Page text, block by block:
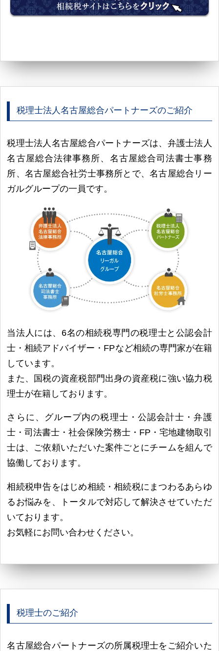
税理士法人名古屋総合パートナーズのご紹介
税理士法人名古屋総合パートナーズは、弁護士法人
名古屋総合法律事務所、名古屋総合司法書士事務
所、名古屋総合社労士事務所とで、名古屋総合リー
ガルグループの一員です。
当法人には、6名の相続税専門の税理士と公認会計
士・相続アドバイザー・FPなど相続の専門家が在籍
しています。
また、国税の資産税部門出身の資産税に強い協力税
理士が在籍しております。
さらに、グループ内の税理士・公認会計士・弁護
士・司法書士・社会保険労務士・FP・宅地建物取引
士は、ご依頼いただいた案件ごとにチームを組んで
協働しております。
相続税申告をはじめ相続・相続税にまつわるあらゆ
るお悩みを、トータルで対応して解決させていただ
いております。
お気軽にお問い合わせください。
税理士のご紹介
名古屋総合パートナーズの所属税理士をご紹介いた